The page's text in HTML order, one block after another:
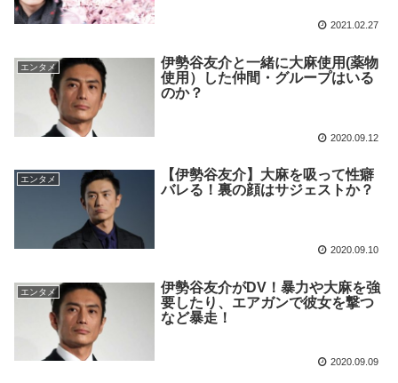
2021.02.27
エンタメ
伊勢谷友介と一緒に大麻使用(薬物
使用）した仲間・グループはいる
のか？
2020.09.12
エンタメ
【伊勢谷友介】大麻を吸って性癖
バレる！裏の顔はサジェストか？
2020.09.10
エンタメ
伊勢谷友介がDV！暴力や大麻を強
要したり、エアガンで彼女を撃つ
など暴走！
2020.09.09